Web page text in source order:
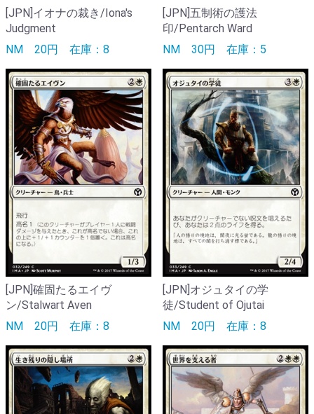
[JPN]イオナの裁き/Iona's
Judgment
NM 20円 在庫：8
[JPN]五制術の護法
印/Pentarch Ward
NM 30円 在庫：5
[JPN]確固たるエイヴ
ン/Stalwart Aven
NM 20円 在庫：8
[JPN]オジュタイの学
徒/Student of Ojutai
NM 20円 在庫：8